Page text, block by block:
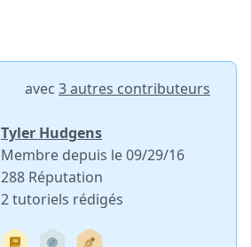
avec 3 autres contributeurs
Tyler Hudgens
Membre depuis le 09/29/16
288 Réputation
2 tutoriels rédigés